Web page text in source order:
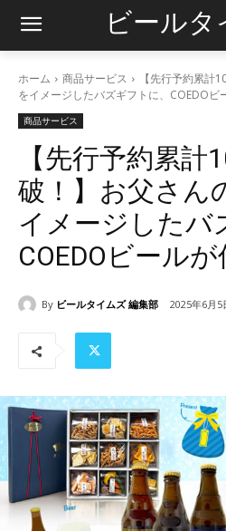
ビールタ
ホーム 商品サービス
【先行予約累計
をイメージしたバズギフトに、COEDOビ
商品サービス
【先行予約累計
破！】お父さん
イメージしたバ
COEDOビールが
By ビールタイムズ 編集部 2025年6月5